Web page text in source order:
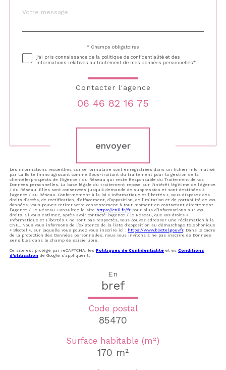
Fieldset
Message
*
* Champs obligatoires
j'ai pris connaissance de la politique de confidentialité et des
informations relatives au traitement de mes données personnelles*
Contacter l'agence
06 46 82 16 75
envoyer
Les informations recueillies sur ce formulaire sont enregistrées dans un fichier informatisé
par La Boite Immo agissant comme Sous-traitant du traitement pour la gestion de la
clientèle/prospects de l'Agence / du Réseau qui reste Responsable du Traitement de vos
Données personnelles. La base légale du traitement repose sur l'intérêt légitime de l'Agence
/ du Réseau. Elles sont conservées jusqu'à demande de suppression et sont destinées à
l'Agence / au Réseau. Conformément à la loi « informatique et libertés », vous disposez des
droits d’accès, de rectification, d’effacement, d’opposition, de limitation et de portabilité de vos
données. Vous pouvez retirer votre consentement à tout moment en contactant directement
l’Agence / Le Réseau. Consultez le site https://cnil.fr/fr pour plus d’informations sur vos
droits. Si vous estimez, après avoir contacté l'Agence / le Réseau, que vos droits «
Informatique et Libertés » ne sont pas respectés, vous pouvez adresser une réclamation à la
CNIL. Nous vous informons de l’existence de la liste d'opposition au démarchage téléphonique
« Bloctel », sur laquelle vous pouvez vous inscrire ici : https://www.bloctel.gouv.fr. Dans le cadre
de la protection des Données personnelles, nous vous invitons à ne pas inscrire de Données
sensibles dans le champ de saisie libre.
Ce site est protégé par reCAPTCHA, les Politiques de Confidentialité et es Conditions
d'utilisation de Google s'appliquent.
En
bref
Code postal
85470
Surface habitable (m²)
170 m²